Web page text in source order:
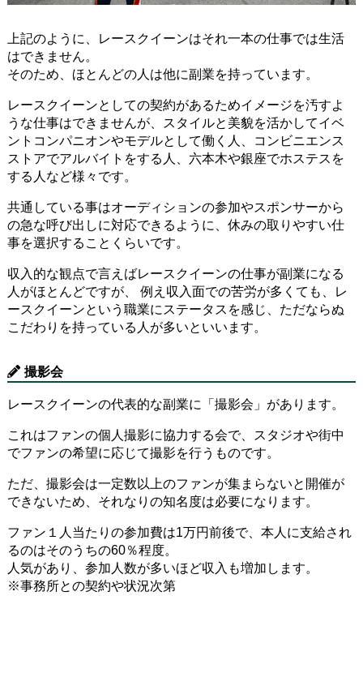
上記のように、レースクイーンはそれ一本の仕事では生活
はできません。
そのため、ほとんどの人は他に副業を持っています。
レースクイーンとしての契約があるためイメージを汚すよ
うな仕事はできませんが、スタイルと美貌を活かしてイベ
ントコンパニオンやモデルとして働く人、コンビニエンス
ストアでアルバイトをする人、六本木や銀座でホステスを
する人など様々です。
共通している事はオーディションの参加やスポンサーから
の急な呼び出しに対応できるように、休みの取りやすい仕
事を選択することくらいです。
収入的な観点で言えばレースクイーンの仕事が副業になる
人がほとんどですが、 例え収入面での苦労が多くても、レ
ースクイーンという職業にステータスを感じ、ただならぬ
こだわりを持っている人が多いといいます。
撮影会
レースクイーンの代表的な副業に「撮影会」があります。
これはファンの個人撮影に協力する会で、スタジオや街中
でファンの希望に応じて撮影を行うものです。
ただ、撮影会は一定数以上のファンが集まらないと開催が
できないため、それなりの知名度は必要になります。
ファン１人当たりの参加費は1万円前後で、本人に支給され
るのはそのうちの60％程度。
人気があり、参加人数が多いほど収入も増加します。
※事務所との契約や状況次第